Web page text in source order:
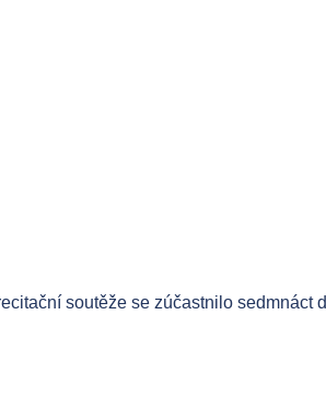
soutěže se zúčastnilo sedmnáct